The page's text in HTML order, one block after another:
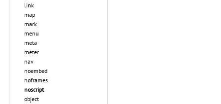
link
map
mark
menu
meta
meter
nav
noembed
noframes
noscript
object